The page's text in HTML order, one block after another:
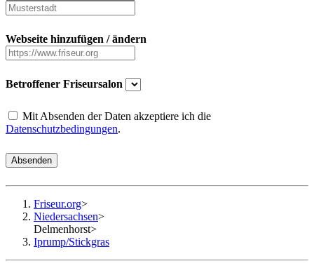
Webseite hinzufügen / ändern
Betroffener Friseursalon
Mit Absenden der Daten akzeptiere ich die
Datenschutzbedingungen.
Absenden
Friseur.org>
Niedersachsen>
Delmenhorst>
Iprump/Stickgras